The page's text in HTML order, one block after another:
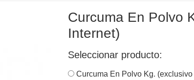
Curcuma En Polvo
Internet)
Seleccionar producto:
Curcuma En Polvo Kg. (exclusivo